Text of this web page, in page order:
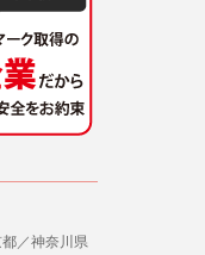
／神奈川県